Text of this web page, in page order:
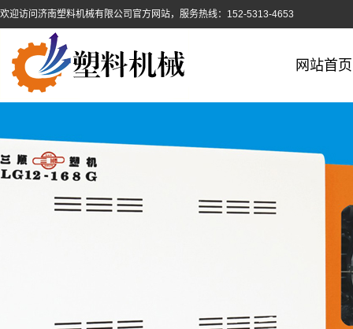
欢迎访问济南塑料机械有限公司官方网站，服务热线：152-5313-4653
网站首页